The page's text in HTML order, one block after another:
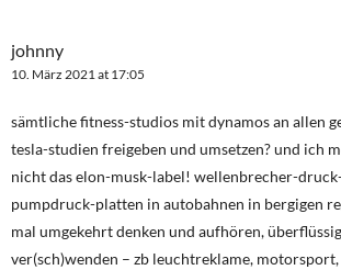
johnny
10. März 2021 at 17:05
sämtliche fitness-studios mit dynamos an allen
tesla-studien freigeben und umsetzen? und ich
nicht das elon-musk-label! wellenbrecher-
pumpdruck-platten in autobahnen in bergigen
mal umgekehrt denken und aufhören,
ver(sch)wenden – zb leuchtreklame,